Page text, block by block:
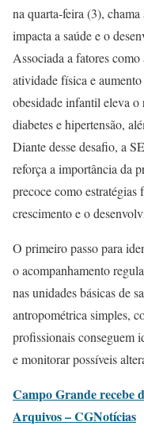
na quarta-feira (3),
impacta a saúde e o
Associada a fatores
atividade física e
obesidade infantil eleva o
diabetes e hipertensão,
Diante desse desafio, a
reforça a importância da
precoce como estratégias
crescimento e o
O primeiro passo para
o acompanhamento
nas unidades básicas de
antropométrica simples,
profissionais conseguem
e monitorar possíveis
Campo Grande recebe
Arquivos – CGNotícias